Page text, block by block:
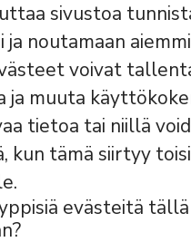
sivustoa
ja noutamaan
voivat
ja muuta
tietoa tai niillä
kun tämä siirtyy
evästeitä